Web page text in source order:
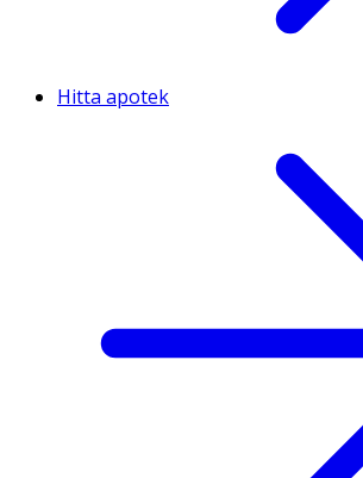
Hitta apotek